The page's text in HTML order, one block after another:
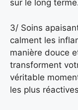
sur le long
3/ Soins
calment les
manière douce
transforment
véritable
les plus